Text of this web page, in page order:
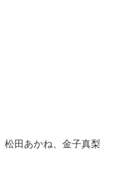
松田あかね、金子真梨